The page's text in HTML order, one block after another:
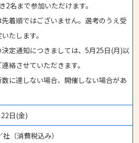
2名まで参加いただけます。
着順ではございません。選考のうえ受
たします。
定通知につきましては、5月25日(月)以
絡させていただきます。
に達しない場合、開催しない場合があ
日(金)
（消費税込み）